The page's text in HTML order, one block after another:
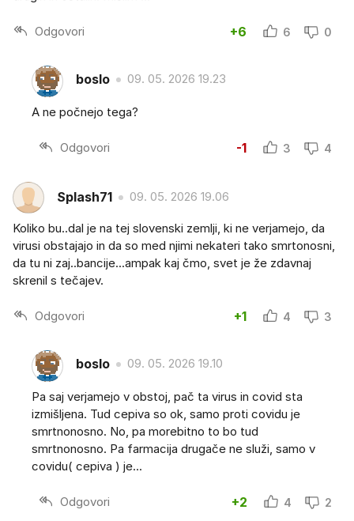
Odgovori +6 6 0
boslo 09. 05. 2026 19.23
A ne počnejo tega?
Odgovori -1 3 4
Splash71 09. 05. 2026 19.06
Koliko bu..dal je na tej slovenski zemlji, ki ne verjamejo, da
virusi obstajajo in da so med njimi nekateri tako smrtonosni,
da tu ni zaj..bancije...ampak kaj čmo, svet je že zdavnaj
skrenil s tečajev.
Odgovori +1 4 3
boslo 09. 05. 2026 19.10
Pa saj verjamejo v obstoj, pač ta virus in covid sta
izmišljena. Tud cepiva so ok, samo proti covidu je
smrtnonosno. No, pa morebitno to bo tud
smrtnonosno. Pa farmacija drugače ne služi, samo v
covidu( cepiva ) je...
Odgovori +2 4 2